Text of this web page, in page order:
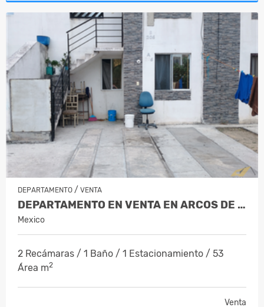
DEPARTAMENTO / VENTA
DEPARTAMENTO EN VENTA EN ARCOS DE ZIR…
Mexico
2 Recámaras / 1 Baño / 1 Estacionamiento / 53
Área m2
Venta